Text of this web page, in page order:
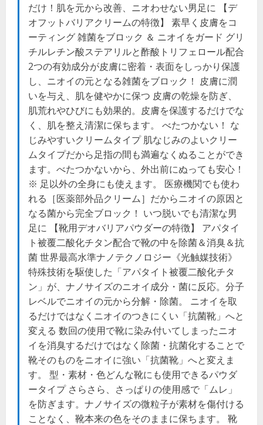
だけ！肌を元から改善、ニオわせない男足に 【デ
オフットバリアクリームの特徴】 素早く皮膚をコ
ーティング 雑菌をブロック ＆ ニオイをガード グリ
チルレチン酸ステアリルと酢酸トリフェロール配合
2つの有効成分が皮膚に密着・表面をしっかり保護
し、ニオイの元となる雑菌をブロック！ 皮膚に潤
いを与え、肌を健やかに保つ 皮膚の乾燥を防ぎ、
肌荒れやひびにも効果的。皮膚を保護するだけでな
く、肌を整え清潔に保ちます。 べたつかない！ な
じみやすいクリームタイプ 肌なじみのよいクリー
ムタイプだから足指の間も満遍なくぬることができ
ます。べたつかないから、外出前にぬっても安心！
※ 足以外の全身にも使えます。 医療機関でも使わ
れる［医薬部外品クリーム］だからニオイの原因と
なる菌から完全ブロック！ いつ脱いでも清潔な男
足に 【靴用デオバリアパウダーの特徴】 アパタイ
ト被覆二酸化チタン配合で靴の中を除菌＆消臭＆抗
菌 世界最高水準ナノテクノロジー《光触媒技術》
特殊技術を駆使した「アパタイト被覆二酸化チタ
ン」が、ナノサイズのニオイ成分・菌に反応。分子
レベルでニオイの元から分解・除菌。 ニオイを取
るだけではなくニオイのつきにくい「抗菌靴」へと
変える 数回の使用で靴に染み付いてしまったニオ
イを消臭するだけではなく除菌・抗菌化することで
靴そのものをニオイに強い「抗菌靴」へと変えま
す。 型・素材・色どんな靴にも使用できるパウダ
ータイプ さらさら、さっぱりの使用感で「ムレ」
を防ぎます。ナノサイズの微粒子が素材を傷付ける
ことなく、靴本来の色をそのままに保ちます。 靴